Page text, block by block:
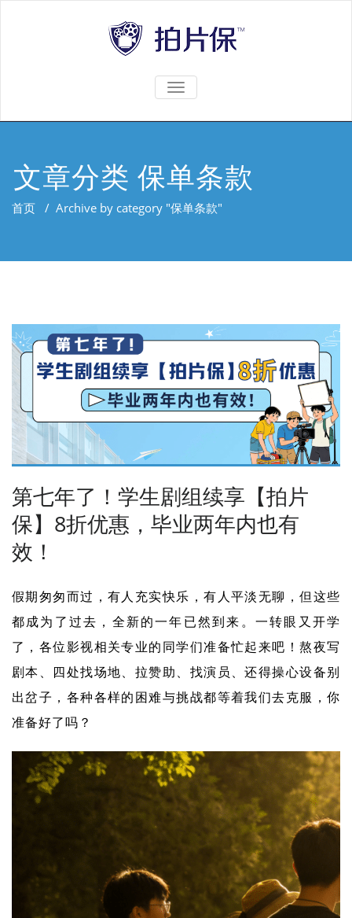
TOGGLE
文章分类 保单条款
首页 / Archive by category "保单条款"
第七年了！学生剧组续享【拍片
保】8折优惠，毕业两年内也有
效！
假期匆匆而过，有人充实快乐，有人平淡无聊，但这些
都成为了过去，全新的一年已然到来 。 一转眼又开学
了，各位影视相关专业的同学们准备忙起来吧！熬夜写
剧本、四处找场地、拉赞助、找演员、还得操心设备别
出岔子，各种各样的困难与挑战都等着我们去克服，你
准备好了吗？